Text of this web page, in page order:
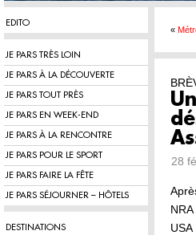
EDITO
JE PARS TRÈS LOIN
JE PARS À LA DÉCOUVERTE
JE PARS TOUT PRÈS
JE PARS EN WEEK-END
JE PARS À LA RENCONTRE
JE PARS POUR LE SPORT
JE PARS FAIRE LA FÊTE
JE PARS SÉJOURNER – HÔTELS
DESTINATIONS
«
28